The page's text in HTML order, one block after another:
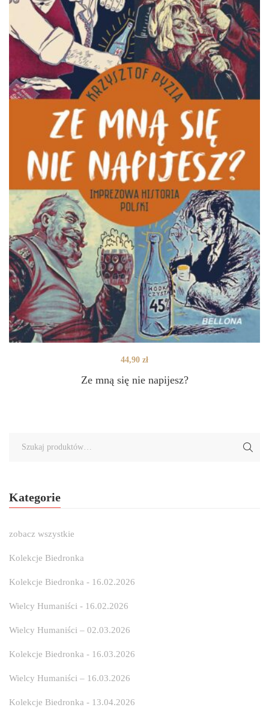
Ze mną się nie napijesz?
44,90 zł
Kategorie
zobacz wszystkie
Kolekcje Biedronka
Kolekcje Biedronka - 16.02.2026
Wielcy Humaniści - 16.02.2026
Wielcy Humaniści – 02.03.2026
Kolekcje Biedronka - 16.03.2026
Wielcy Humaniści – 16.03.2026
Kolekcje Biedronka - 13.04.2026